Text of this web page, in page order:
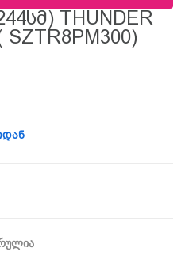
THUNDER
SZTR8PM300)